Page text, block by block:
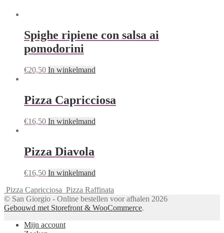
Spighe ripiene con salsa ai
pomodorini
€20,50 In winkelmand
Pizza Capricciosa
€16,50 In winkelmand
Pizza Diavola
€16,50 In winkelmand
Pizza Capricciosa Pizza Raffinata
© San Giorgio - Online bestellen voor afhalen 2026
Gebouwd met Storefront & WooCommerce.
Mijn account